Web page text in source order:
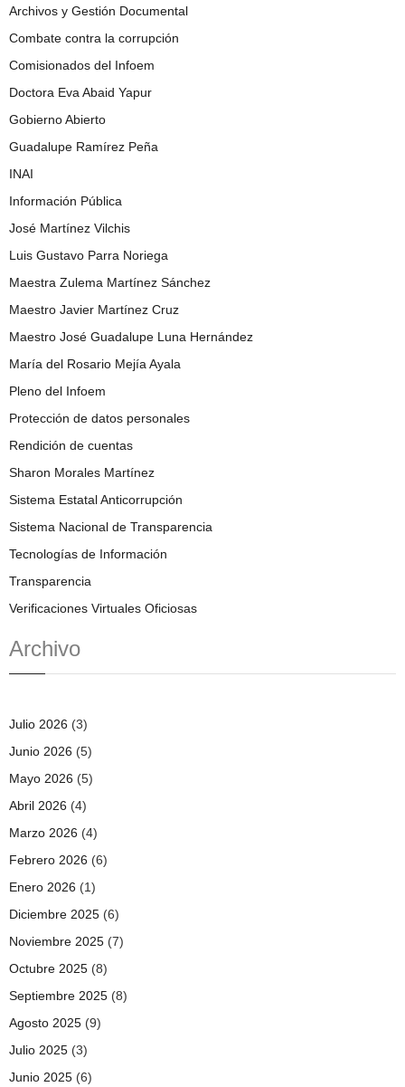
Archivos y Gestión Documental
Combate contra la corrupción
Comisionados del Infoem
Doctora Eva Abaid Yapur
Gobierno Abierto
Guadalupe Ramírez Peña
INAI
Información Pública
José Martínez Vilchis
Luis Gustavo Parra Noriega
Maestra Zulema Martínez Sánchez
Maestro Javier Martínez Cruz
Maestro José Guadalupe Luna Hernández
María del Rosario Mejía Ayala
Pleno del Infoem
Protección de datos personales
Rendición de cuentas
Sharon Morales Martínez
Sistema Estatal Anticorrupción
Sistema Nacional de Transparencia
Tecnologías de Información
Transparencia
Verificaciones Virtuales Oficiosas
Archivo
Julio 2026 (3)
Junio 2026 (5)
Mayo 2026 (5)
Abril 2026 (4)
Marzo 2026 (4)
Febrero 2026 (6)
Enero 2026 (1)
Diciembre 2025 (6)
Noviembre 2025 (7)
Octubre 2025 (8)
Septiembre 2025 (8)
Agosto 2025 (9)
Julio 2025 (3)
Junio 2025 (6)